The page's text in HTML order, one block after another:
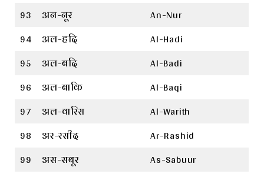
93
अन-नूर
An-Nur
94
अल-हदि
Al-Hadi
95
अल-बदि
Al-Badi
96
अल-बाकि
Al-Baqi
97
अल-वारिस
Al-Warith
98
अर-रसीद
Ar-Rashid
99
अस-सबूर
As-Sabuur